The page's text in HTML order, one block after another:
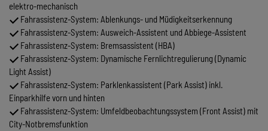
elektro-mechanisch
Fahrassistenz-System: Ablenkungs- und Müdigkeitserkennung
Fahrassistenz-System: Ausweich-Assistent und Abbiege-Assistent
Fahrassistenz-System: Bremsassistent (HBA)
Fahrassistenz-System: Dynamische Fernlichtregulierung (Dynamic
Light Assist)
Fahrassistenz-System: Parklenkassistent (Park Assist) inkl.
Einparkhilfe vorn und hinten
Fahrassistenz-System: Umfeldbeobachtungssystem (Front Assist) mit
City-Notbremsfunktion